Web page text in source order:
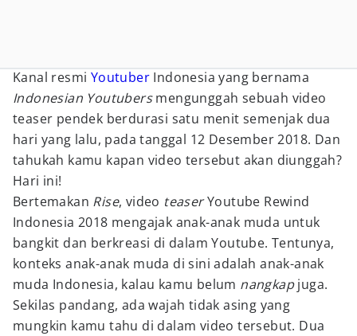
Kanal resmi Youtuber Indonesia yang bernama
Indonesian Youtubersmengunggah sebuah video
teaser pendek berdurasi satu menit semenjak dua
hari yang lalu, pada tanggal 12 Desember 2018. Dan
tahukah kamu kapan video tersebut akan diunggah?
Hari ini!
Bertemakan Rise, video teaserYoutube Rewind
Indonesia 2018 mengajak anak-anak muda untuk
bangkit dan berkreasi di dalam Youtube. Tentunya,
konteks anak-anak muda di sini adalah anak-anak
muda Indonesia, kalau kamu belum nangkapjuga.
Sekilas pandang, ada wajah tidak asing yang
mungkin kamu tahu di dalam video tersebut. Dua